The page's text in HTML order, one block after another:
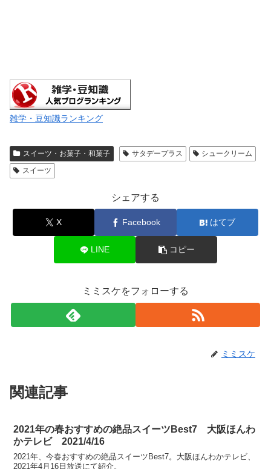
雑学・豆知識ランキング
スイーツ・お菓子・和菓子 サタデープラス
シュークリーム
スイーツ
シェアする
X Facebook はてブ
LINE コピー
ミミスケをフォローする
ミミスケ
関連記事
2021年の春おすすめの絶品スイーツBest7 大阪ほんわ
かテレビ 2021/4/16
2021年、今春おすすめの絶品スイーツBest7。大阪ほんわかテレビ、
2021年4月16日放送にて紹介。